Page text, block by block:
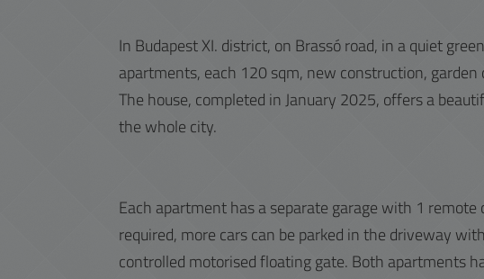
In Budapest XI. district, on Brassó road, in a quiet
apartments, each 120 sqm, new construction, garden
The house, completed in January 2025, offers a
the whole city.
Each apartment has a separate garage with 1
required, more cars can be parked in the driveway
controlled motorised floating gate. Both apartments